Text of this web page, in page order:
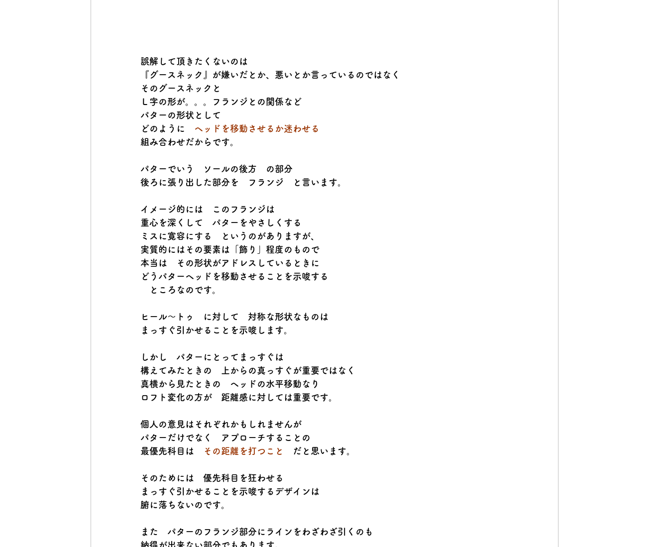
誤解して頂きたくないのは
『グースネック』が嫌いだとか、悪いとか言っているのではなく
そのグースネックと
Ｌ字の形が。。。フランジとの関係など
パターの形状として
どのように
ヘッドを移動させるか迷わせる
組み合わせだからです。
パターでいう　ソールの後方　の部分
後ろに張り出した部分を　フランジ　と言います。
イメージ的には　このフランジは
重心を深くして　パターをやさしくする
ミスに寛容にする　というのがありますが、
実質的にはその要素は「飾り」程度のもので
本当は　その形状がアドレスしているときに
どうパターヘッドを移動させることを示唆する
ところなのです。
ヒール～トゥ　に対して　対称な形状なものは
まっすぐ引かせることを示唆します。
しかし　パターにとってまっすぐは
構えてみたときの　上からの真っすぐが重要ではなく
真横から見たときの　ヘッドの水平移動なり
ロフト変化の方が　距離感に対しては重要です。
個人の意見はそれぞれかもしれませんが
パターだけでなく　アプローチすることの
最優先科目は
その距離を打つこと だと思います。
そのためには　優先科目を狂わせる
まっすぐ引かせることを示唆するデザインは
腑に落ちないのです。
また　パターのフランジ部分にラインをわざわざ引くのも
納得が出来ない部分でもあります。